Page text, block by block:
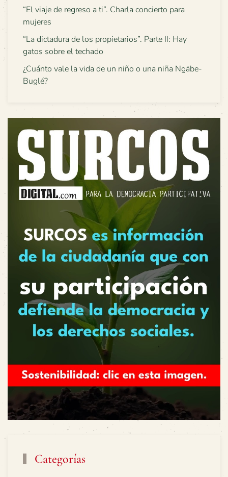
“El viaje de regreso a ti”. Charla concierto para
mujeres
“La dictadura de los propietarios”. Parte II: Hay
gatos sobre el techado
¿Cuánto vale la vida de un niño o una niña Ngäbe-
Buglé?
Categorías